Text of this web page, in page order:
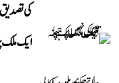
کی تصدیق،
ایک ملک